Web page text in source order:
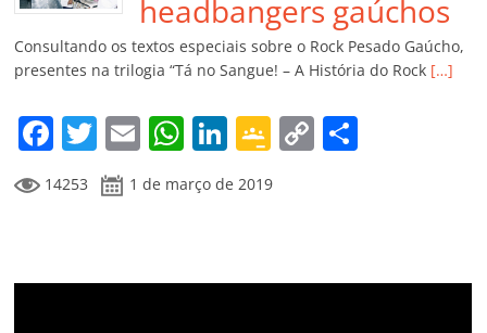
o
k
p a
ss
ro
o
m
k h
ar
headbangers gaúchos
Consultando os textos especiais sobre o Rock Pesado Gaúcho,
presentes na trilogia “Tá no Sangue! – A História do Rock […]
F
a
c
b
T
w
itt
E
m
ai
W
at
A
Li
n
k
dI
G
o
o
e
C
Li ar
14253 1 de março de 2019